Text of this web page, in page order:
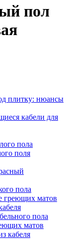
пол
плитку: нюансы
кабели для
пола
поля
пола
греющих матов
пола
матов
кабеля